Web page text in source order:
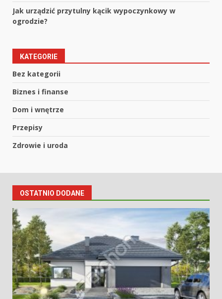
Jak urządzić przytulny kącik wypoczynkowy w
ogrodzie?
KATEGORIE
Bez kategorii
Biznes i finanse
Dom i wnętrze
Przepisy
Zdrowie i uroda
OSTATNIO DODANE